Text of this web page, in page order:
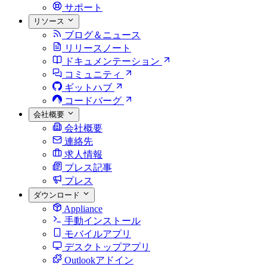
サポート
リソース
ブログ＆ニュース
リリースノート
ドキュメンテーション
コミュニティ
ギットハブ
コードバーグ
会社概要
会社概要
連絡先
求人情報
プレス記事
プレス
ダウンロード
Appliance
手動インストール
モバイルアプリ
デスクトップアプリ
Outlookアドイン